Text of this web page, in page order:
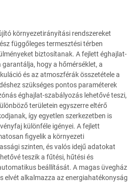
környezetirányítási rendszereket
függőleges termesztési térben
biztosítanak. A fejlett éghajlat-
hogy a hőmérséklet, a
és az atmoszférák összetétele a
szükséges pontos paraméterek
éghajlat-szabályozás lehetővé teszi,
területein egyszerre eltérő
így egyetlen szerkezetben is
különféle igényei. A fejlett
figyelik a környezeti
szinten, és valós idejű adatokat
teszik a fűtési, hűtési és
beállítását. A magas üvegház
elvét alkalmazza az energiahatékonyság